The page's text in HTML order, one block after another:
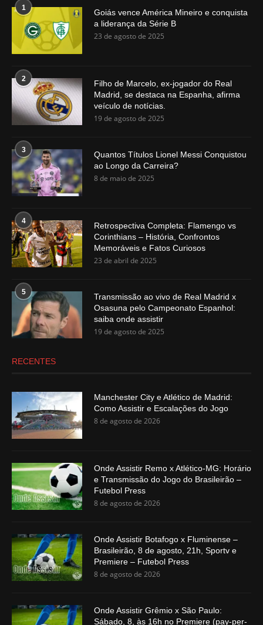
1
Goiás vence América Mineiro e conquista
a liderança da Série B
23 de agosto de 2025
2
Filho de Marcelo, ex-jogador do Real
Madrid, se destaca na Espanha, afirma
veículo de notícias.
19 de agosto de 2025
3
Quantos Títulos Lionel Messi Conquistou
ao Longo da Carreira?
8 de maio de 2025
4
Retrospectiva Completa: Flamengo vs
Corinthians – História, Confrontos
Memoráveis e Fatos Curiosos
23 de abril de 2025
5
Transmissão ao vivo de Real Madrid x
Osasuna pelo Campeonato Espanhol:
saiba onde assistir
19 de agosto de 2025
RECENTES
Manchester City e Atlético de Madrid:
Como Assistir e Escalações do Jogo
8 de agosto de 2026
Onde Assistir Remo x Atlético-MG: Horário
e Transmissão do Jogo do Brasileirão –
Futebol Press
8 de agosto de 2026
Onde Assistir Botafogo x Fluminense –
Brasileirão, 8 de agosto, 21h, Sportv e
Premiere – Futebol Press
8 de agosto de 2026
Onde Assistir Grêmio x São Paulo:
Sábado, 8, às 16h no Premiere (pay-per-